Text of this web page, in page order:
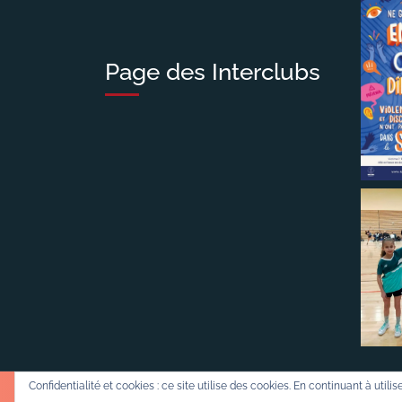
Page des Interclubs
Confidentialité et cookies : ce site utilise des cookies. En continuant à